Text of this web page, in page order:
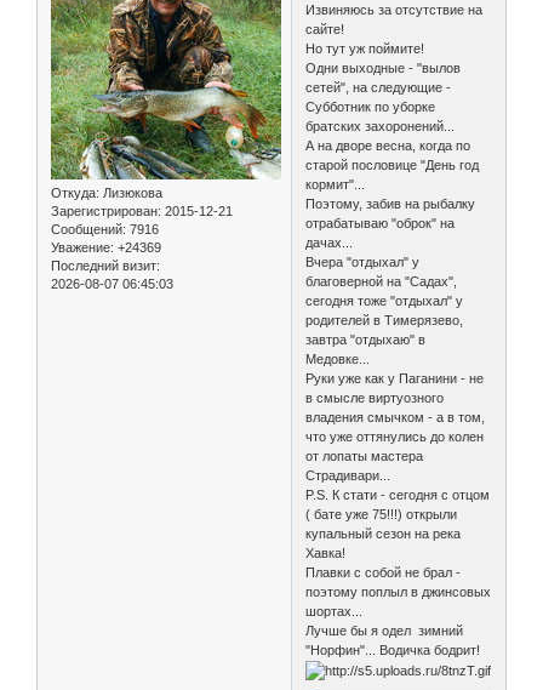
Откуда: Лизюкова
Зарегистрирован: 2015-12-21
Сообщений: 7916
Уважение: +24369
Последний визит:
2026-08-07 06:45:03
Извиняюсь за отсутствие на
сайте!
Но тут уж поймите!
Одни выходные - "вылов
сетей", на следующие -
Субботник по уборке
братских захоронений...
А на дворе весна, когда по
старой пословице "День год
кормит"...
Поэтому, забив на рыбалку
отрабатываю "оброк" на
дачах...
Вчера "отдыхал" у
благоверной на "Садах",
сегодня тоже "отдыхал" у
родителей в Тимерязево,
завтра "отдыхаю" в
Медовке...
Руки уже как у Паганини - не
в смысле виртуозного
владения смычком - а в том,
что уже оттянулись до колен
от лопаты мастера
Страдивари...
P.S. К стати - сегодня с отцом
( бате уже 75!!!) открыли
купальный сезон на река
Хавка!
Плавки с собой не брал -
поэтому поплыл в джинсовых
шортах...
Лучше бы я одел зимний
"Норфин"... Водичка бодрит!